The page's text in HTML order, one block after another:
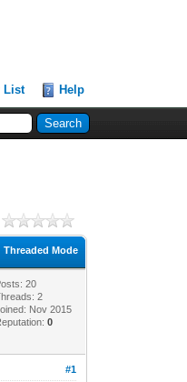
List Help
Threaded Mode
20
2
Nov 2015
0
#1